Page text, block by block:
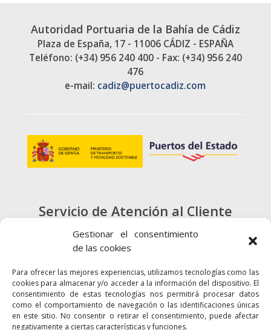
Gestionar el consentimiento
de las cookies
Para ofrecer las mejores experiencias, utilizamos tecnologías como las
cookies para almacenar y/o acceder a la información del dispositivo. El
consentimiento de estas tecnologías nos permitirá procesar datos
como el comportamiento de navegación o las identificaciones únicas
en este sitio. No consentir o retirar el consentimiento, puede afectar
negativamente a ciertas características y funciones.
Autoridad Portuaria de la Bahía de Cádiz
Plaza de España, 17 - 11006 CÁDIZ - ESPAÑA
Teléfono: (+34) 956 240 400 - Fax: (+34) 956 240
476
e-mail: cadiz@puertocadiz.com
Servicio de Atención al Cliente
900 720 415
CONTACTO